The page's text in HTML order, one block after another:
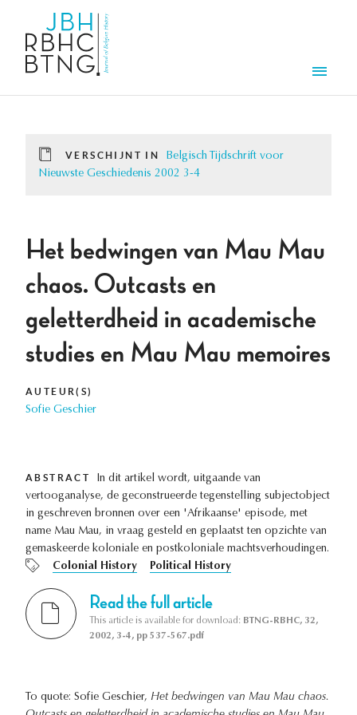
VERSCHIJNT IN
Belgisch Tijdschrift voor
Nieuwste Geschiedenis 2002 3-4
Het bedwingen van Mau Mau
chaos. Outcasts en
geletterdheid in academische
studies en Mau Mau memoires
AUTEUR(S)
Sofie Geschier
ABSTRACT
In dit artikel wordt, uitgaande van
vertooganalyse, de geconstrueerde tegenstelling subjectobject
in geschreven bronnen over een 'Afrikaanse' episode, met
name Mau Mau, in vraag gesteld en geplaatst ten opzichte van
gemaskeerde koloniale en postkoloniale machtsverhoudingen.
Colonial History
Political History
Read the full article
This article is available for download: BTNG-RBHC, 32,
2002, 3-4, pp 537-567.pdf
To quote: Sofie Geschier, Het bedwingen van Mau Mau chaos.